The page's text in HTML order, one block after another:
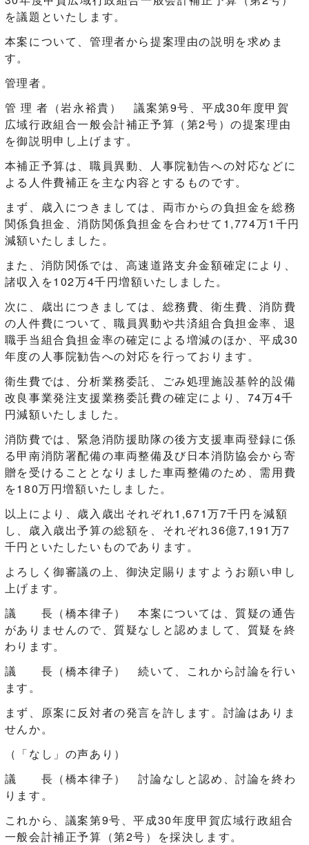
を議題といたします。
本案について、管理者から提案理由の説明を求めま
す。
管理者。
管 理 者（岩永裕貴） 議案第9号、平成30年度甲賀
広域行政組合一般会計補正予算（第2号）の提案理由
を御説明申し上げます。
本補正予算は、職員異動、人事院勧告への対応などに
よる人件費補正を主な内容とするものです。
まず、歳入につきましては、両市からの負担金を総務
関係負担金、消防関係負担金を合わせて1,774万1千円
減額いたしました。
また、消防関係では、高速道路支弁金額確定により、
諸収入を102万4千円増額いたしました。
次に、歳出につきましては、総務費、衛生費、消防費
の人件費について、職員異動や共済組合負担金率、退
職手当組合負担金率の確定による増減のほか、平成30
年度の人事院勧告への対応を行っております。
衛生費では、分析業務委託、ごみ処理施設基幹的設備
改良事業発注支援業務委託費の確定により、74万4千
円減額いたしました。
消防費では、緊急消防援助隊の後方支援車両登録に係
る甲南消防署配備の車両整備及び日本消防協会から寄
贈を受けることとなりました車両整備のため、需用費
を180万円増額いたしました。
以上により、歳入歳出それぞれ1,671万7千円を減額
し、歳入歳出予算の総額を、それぞれ36億7,191万7
千円といたしたいものであります。
よろしく御審議の上、御決定賜りますようお願い申し
上げます。
議 長（橋本律子） 本案については、質疑の通告
がありませんので、質疑なしと認めまして、質疑を終
わります。
議 長（橋本律子） 続いて、これから討論を行い
ます。
まず、原案に反対者の発言を許します。討論はありま
せんか。
（「なし」の声あり）
議 長（橋本律子） 討論なしと認め、討論を終わ
ります。
これから、議案第9号、平成30年度甲賀広域行政組合
一般会計補正予算（第2号）を採決します。